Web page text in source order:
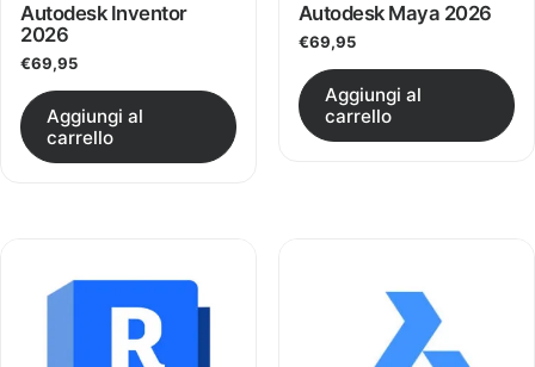
Autodesk Inventor
2026
€69,95
Aggiungi al
carrello
Questo prodotto ha più
Autodesk Maya 2026
€69,95
Aggiungi al
carrello